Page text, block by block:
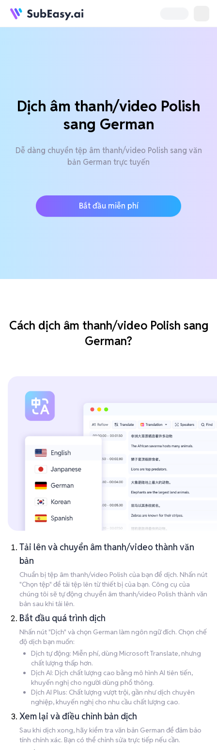
Dịch âm thanh/video Polish
sang German
Dễ dàng chuyển tệp âm thanh/video Polish sang văn
bản German trực tuyến
Bắt đầu miễn phí
Cách dịch âm thanh/video Polish sang
German?
Tải lên và chuyển âm thanh/video thành văn
bản
Chuẩn bị tệp âm thanh/video Polish của bạn để dịch. Nhấn nút
"Chọn tệp" để tải tệp lên từ thiết bị của bạn. Công cụ của
chúng tôi sẽ tự động chuyển âm thanh/video Polish thành văn
bản sau khi tải lên.
Bắt đầu quá trình dịch
Nhấn nút "Dịch" và chọn German làm ngôn ngữ đích. Chọn chế
độ dịch bạn muốn:
Dịch tự động: Miễn phí, dùng Microsoft Translate, nhưng
chất lượng thấp hơn.
Dịch AI: Dịch chất lượng cao bằng mô hình AI tiên tiến,
khuyến nghị cho người dùng phổ thông.
Dịch AI Plus: Chất lượng vượt trội, gần như dịch chuyên
nghiệp, khuyến nghị cho nhu cầu chất lượng cao.
Xem lại và điều chỉnh bản dịch
Sau khi dịch xong, hãy kiểm tra văn bản German để đảm bảo
tính chính xác. Bạn có thể chỉnh sửa trực tiếp nếu cần.